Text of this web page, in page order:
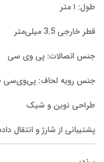
طول: ۱ متر
قطر خارجی 3.5 میلی‌متر
جنس اتصالات: پی وی سی
جنس رویه لحاف: پی‌وی‌سی
طراحی نوین و شیک
پشتیبانی از شارژ و انتقال